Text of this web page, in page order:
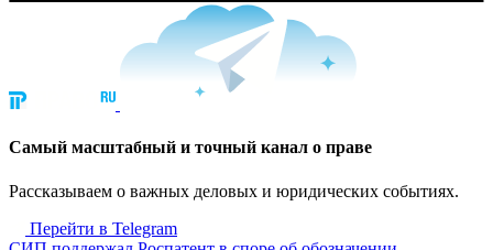
Cамый масштабный и точный канал о праве
Рассказываем о важных деловых и юридических событиях.
Перейти в Telegram